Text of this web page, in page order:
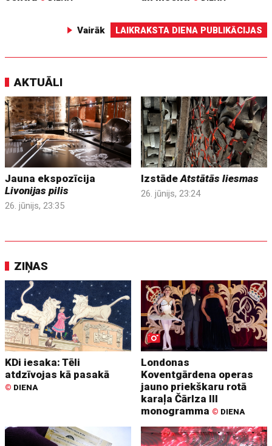
Vairāk LAIKRAKSTA DIENA PUBLIKĀCIJAS
AKTUĀLI
Jauna ekspozīcija
Livonijas pilis
26. jūnijs, 23:35
IzstādeAtstātās liesmas
26. jūnijs, 23:24
ZIŅAS
KDi iesaka: Tēli
atdzīvojas kā pasakā
© DIENA
Londonas
Koventgārdena operas
jauno priekškaru rotā
karaļa Čārlza III
monogramma © DIENA